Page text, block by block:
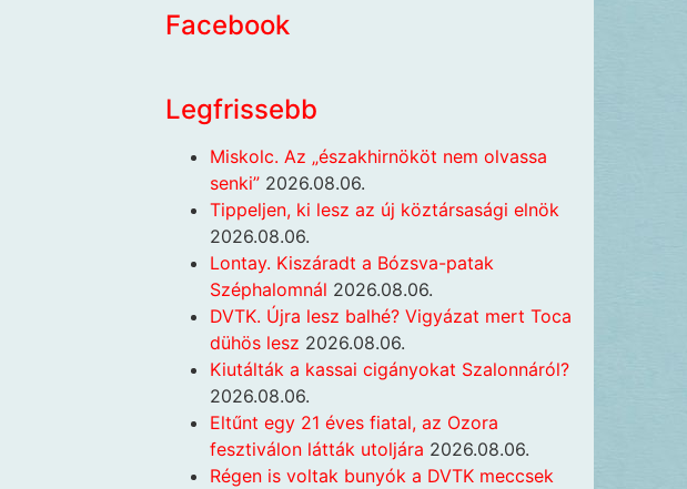
Facebook
Legfrissebb
Miskolc. Az „északhirnököt nem olvassa
senki” 2026.08.06.
Tippeljen, ki lesz az új köztársasági elnök
2026.08.06.
Lontay. Kiszáradt a Bózsva-patak
Széphalomnál 2026.08.06.
DVTK. Újra lesz balhé? Vigyázat mert Toca
dühös lesz 2026.08.06.
Kiutálták a kassai cigányokat Szalonnáról?
2026.08.06.
Eltűnt egy 21 éves fiatal, az Ozora
fesztiválon látták utoljára 2026.08.06.
Régen is voltak bunyók a DVTK meccsek